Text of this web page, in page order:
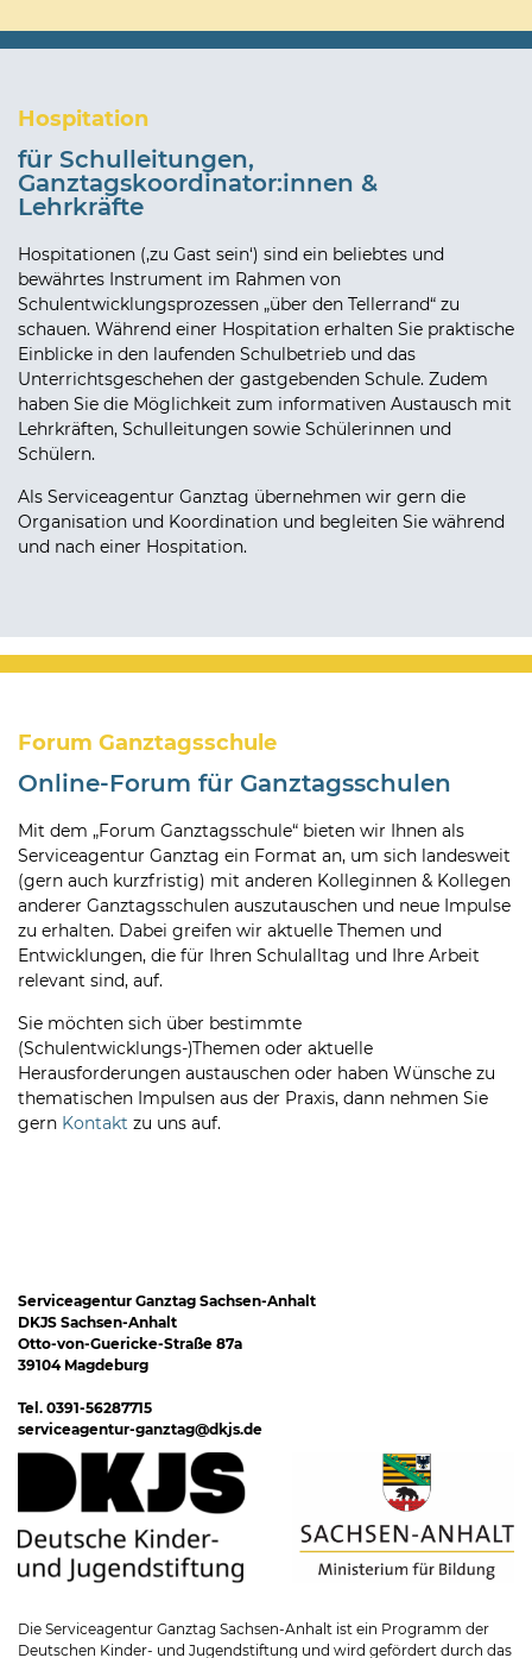
Hospitation
für Schulleitungen,
Ganztagskoordinator:innen &
Lehrkräfte
Hospitationen (‚zu Gast sein‘) sind ein beliebtes und
bewährtes Instrument im Rahmen von
Schulentwicklungsprozessen „über den Tellerrand“ zu
schauen. Während einer Hospitation erhalten Sie praktische
Einblicke in den laufenden Schulbetrieb und das
Unterrichtsgeschehen der gastgebenden Schule. Zudem
haben Sie die Möglichkeit zum informativen Austausch mit
Lehrkräften, Schulleitungen sowie Schülerinnen und
Schülern.
Als Serviceagentur Ganztag übernehmen wir gern die
Organisation und Koordination und begleiten Sie während
und nach einer Hospitation.
Forum Ganztagsschule
Online-Forum für Ganztagsschulen
Mit dem „Forum Ganztagsschule“ bieten wir Ihnen als
Serviceagentur Ganztag ein Format an, um sich landesweit
(gern auch kurzfristig) mit anderen Kolleginnen & Kollegen
anderer Ganztagsschulen auszutauschen und neue Impulse
zu erhalten. Dabei greifen wir aktuelle Themen und
Entwicklungen, die für Ihren Schulalltag und Ihre Arbeit
relevant sind, auf.
Sie möchten sich über bestimmte
(Schulentwicklungs-)Themen oder aktuelle
Herausforderungen austauschen oder haben Wünsche zu
thematischen Impulsen aus der Praxis, dann nehmen Sie
gern Kontakt zu uns auf.
Serviceagentur Ganztag Sachsen-Anhalt
DKJS Sachsen-Anhalt
Otto-von-Guericke-Straße 87a
39104 Magdeburg
Tel. 0391-56287715
serviceagentur-ganztag@dkjs.de
Die Serviceagentur Ganztag Sachsen-Anhalt ist ein Programm der
Deutschen Kinder- und Jugendstiftung und wird gefördert durch das